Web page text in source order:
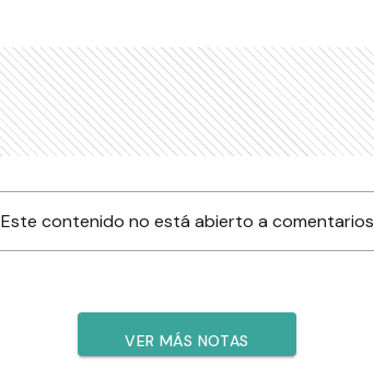
Este contenido no está abierto a comentarios
VER MÁS NOTAS